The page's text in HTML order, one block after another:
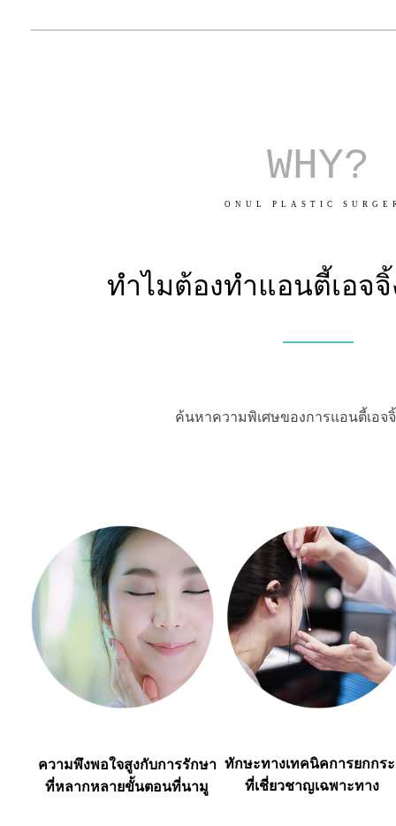
WHY?
ONUL PLASTIC
ทำไมต้องทำแอนตี้เอจจิ้
ค้นหาความพิเศษของการแอนตี้เอจ
ความพึงพอใจสูงกับการรักษา
ที่หลากหลายขั้นตอนที่นามู
ทักษะทางเทคนิคการยกกร
ที่เชี่ยวชาญเฉพาะทาง